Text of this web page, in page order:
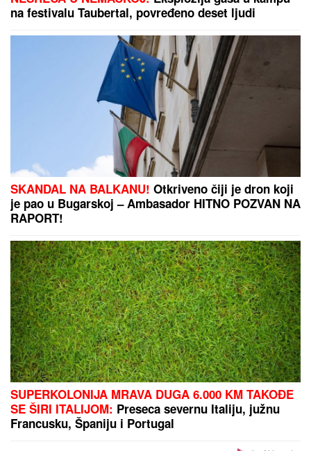
Voditeljka zauvek odustala od vantelesne, a sad sa
mužem slavi 16 godina braka: "Dovoljni smo jedno
drugom"
Slovenački vojnici postali hit na
mrežama: Marširali i zapevali, a
komentari ih dokrajčili!